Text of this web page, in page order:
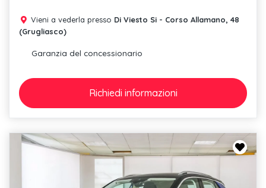
Vieni a vederla presso Di Viesto Si - Corso Allamano, 48
(Grugliasco)
Garanzia del concessionario
Richiedi informazioni